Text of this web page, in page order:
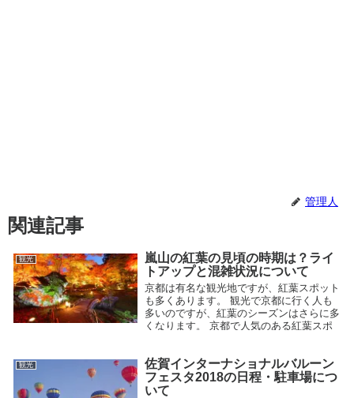
管理人
関連記事
観光
嵐山の紅葉の見頃の時期は？ライ
トアップと混雑状況について
京都は有名な観光地ですが、紅葉スポット
も多くあります。 観光で京都に行く人も
多いのですが、紅葉のシーズンはさらに多
くなります。 京都で人気のある紅葉スポ
2015.10.16
観光
佐賀インターナショナルバルーン
フェスタ2018の日程・駐車場につ
いて